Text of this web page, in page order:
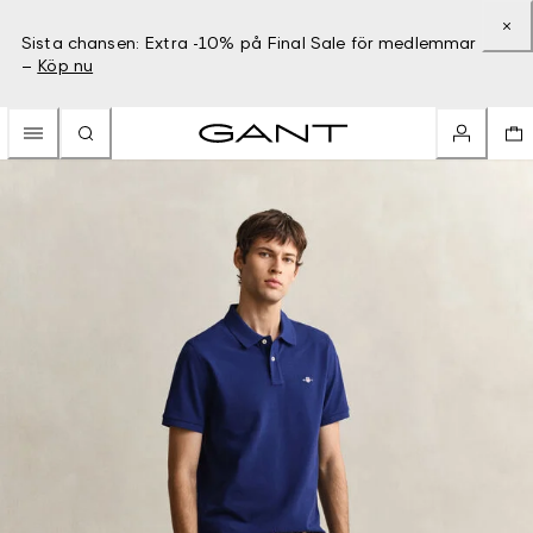
Sista chansen: Extra -10% på Final Sale för medlemmar
– Köp nu